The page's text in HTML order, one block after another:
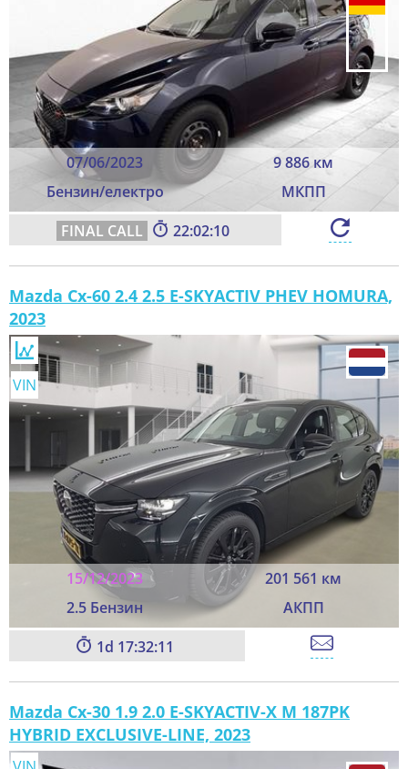
07/06/2023
9 886 км
Бензин/електро
МКПП
22:02:10
Mazda Cx-60 2.4 2.5 E-SKYACTIV PHEV HOMURA,
2023
15/12/2023
201 561 км
2.5 Бензин
АКПП
VIN
1 17:32:11
Mazda Cx-30 1.9 2.0 E-SKYACTIV-X M 187PK
HYBRID EXCLUSIVE-LINE, 2023